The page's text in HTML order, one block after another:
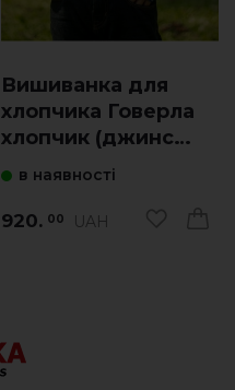
Вишиванка для
хлопчика Говерла
хлопчик (джинс
голубий з синьо-
білим)
в наявності
920. 00 UAH